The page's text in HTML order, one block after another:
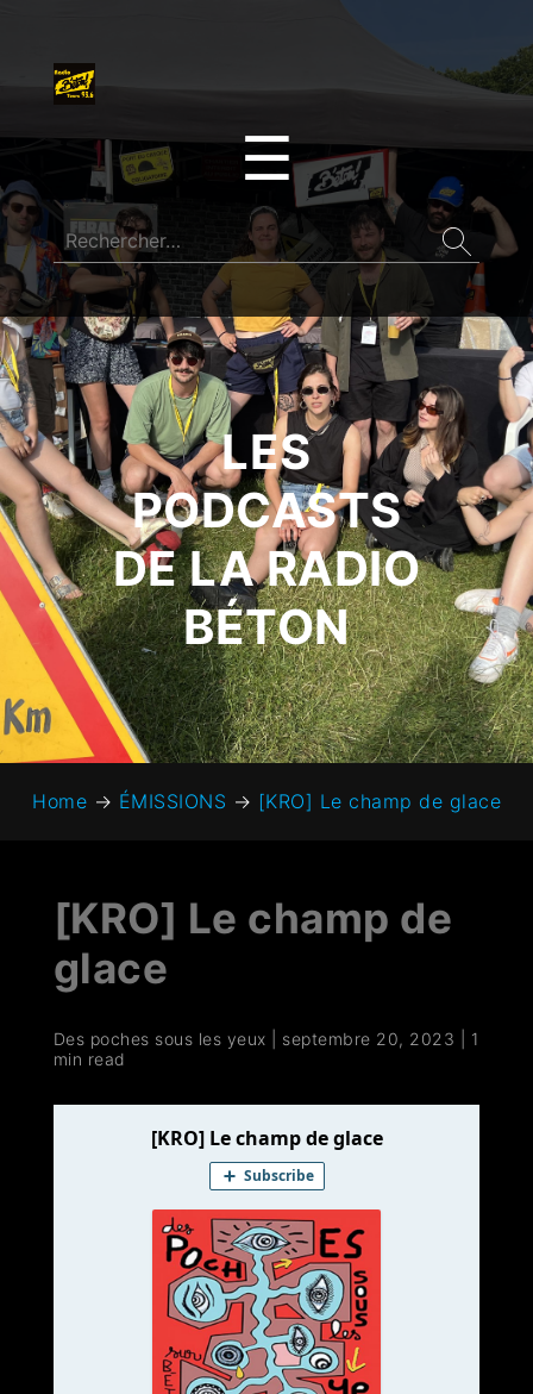
☰
LES
PODCASTS
DE LA RADIO
BÉTON
Home → ÉMISSIONS → [KRO] Le champ de glace
[KRO] Le champ de
glace
Des poches sous les yeux septembre 20, 2023
1
min read